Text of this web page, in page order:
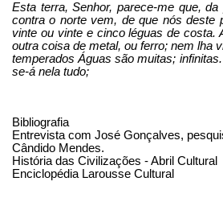
Esta terra, Senhor, parece-me que,
contra o norte vem, de que nós deste
vinte ou vinte e cinco léguas de costa.
outra coisa de metal, ou ferro; nem lha
temperados Águas são muitas;
se-á nela tudo;
Bibliografia
Entrevista com José Gonçalves,
Cândido Mendes.
História das Civilizações - Abril Cultural
Enciclopédia Larousse Cultural